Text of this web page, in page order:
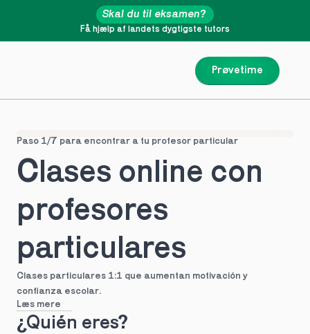
Prøvetime
Få hjælp af landets dygtigste tutors
Skal du til eksamen?
Paso 1/7 para encontrar a tu profesor particular
Clases online con
profesores
particulares
Clases particulares 1:1 que aumentan motivación y
confianza escolar.
Læs mere
¿Quién eres?